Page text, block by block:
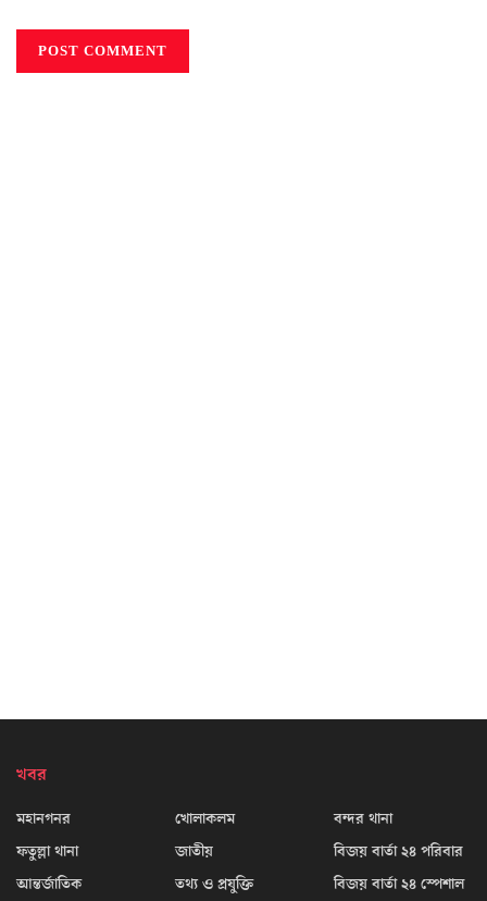
খবর
মহানগনর
ফতুল্লা থানা
আন্তর্জাতিক
খোলাকলম
জাতীয়
তথ্য ও প্রযুক্তি
বন্দর থানা
বিজয় বার্তা ২৪ পরিবার
বিজয় বার্তা ২৪ স্পেশাল